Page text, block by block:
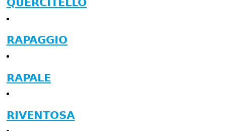
QUERCITELLO
RAPAGGIO
RAPALE
RIVENTOSA